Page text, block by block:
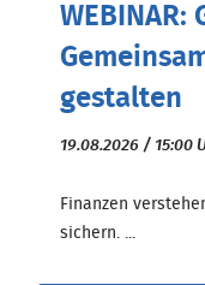
WEBINAR:
gestalten
19.08.2026 / 15:00
Finanzen
sichern. ...